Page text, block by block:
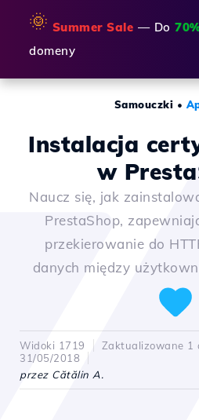
🌞 Summer Sale — Do
domeny
Samouczki •
Instalacja
w
Naucz się, jak
PrestaShop,
przekierowanie do
danych między
Widoki 1719 Zaktualizowane 1
31/05/2018
przez Cătălin A.